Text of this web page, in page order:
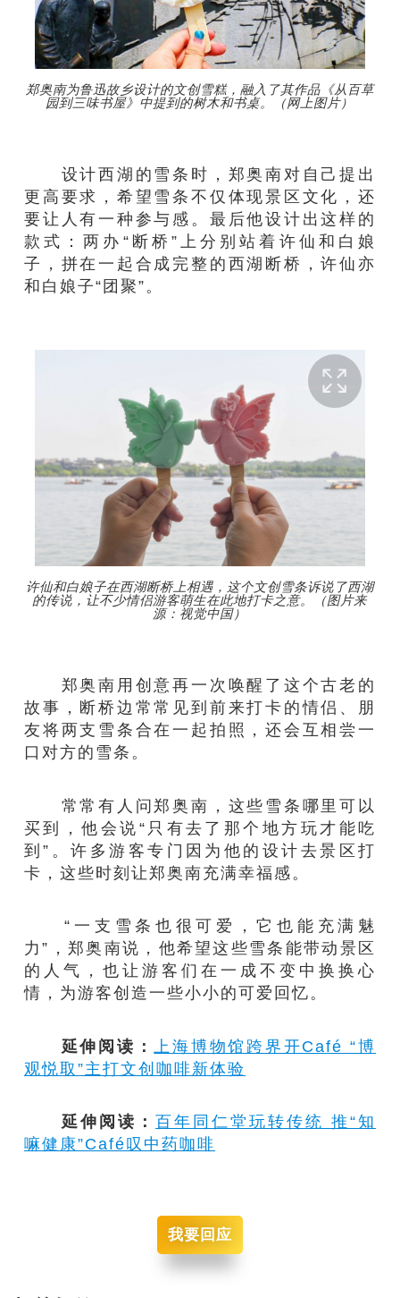
郑奥南为鲁迅故乡设计的文创雪糕，融入了其作品《从百草
园到三味书屋》中提到的树木和书桌。（网上图片）
设计西湖的雪条时，郑奥南对自己提出
更高要求，希望雪条不仅体现景区文化，还
要让人有一种参与感。最后他设计出这样的
款式：两办“断桥”上分别站着许仙和白娘
子，拼在一起合成完整的西湖断桥，许仙亦
和白娘子“团聚”。
许仙和白娘子在西湖断桥上相遇，这个文创雪条诉说了西湖
的传说，让不少情侣游客萌生在此地打卡之意。（图片来
源：视觉中国）
郑奥南用创意再一次唤醒了这个古老的
故事，断桥边常常见到前来打卡的情侣、朋
友将两支雪条合在一起拍照，还会互相尝一
口对方的雪条。
常常有人问郑奥南，这些雪条哪里可以
买到，他会说“只有去了那个地方玩才能吃
到”。许多游客专门因为他的设计去景区打
卡，这些时刻让郑奥南充满幸福感。
“一支雪条也很可爱，它也能充满魅
力”，郑奥南说，他希望这些雪条能带动景区
的人气，也让游客们在一成不变中换换心
情，为游客创造一些小小的可爱回忆。
延伸阅读：
上海博物馆跨界开Café “博
观悦取”主打文创咖啡新体验
延伸阅读：百年同仁堂玩转传统 推“知
嘛健康”Café叹中药咖啡
我要回应